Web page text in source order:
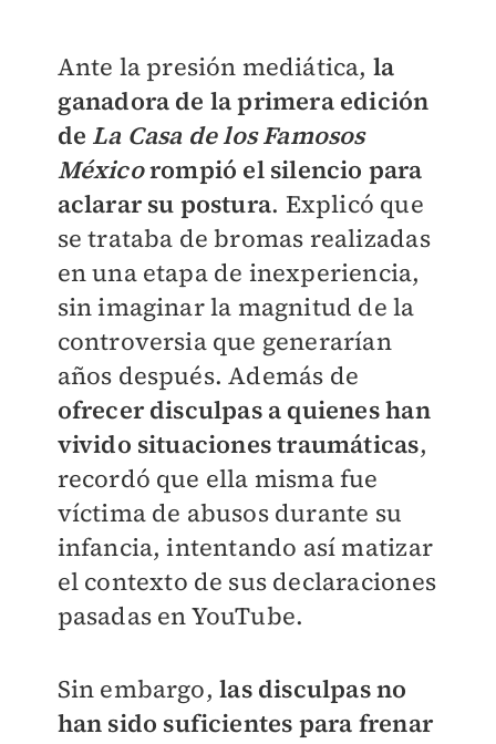
Ante la presión mediática, la
ganadora de la primera edición
de La Casa de los Famosos
Méxicorompió el silencio para
aclarar su postura. Explicó que
se trataba de bromas realizadas
en una etapa de inexperiencia,
sin imaginar la magnitud de la
controversia que generarían
años después. Además de
ofrecer disculpas a quienes han
vivido situaciones traumáticas,
recordó que ella misma fue
víctima de abusos durante su
infancia, intentando así matizar
el contexto de sus declaraciones
pasadas en YouTube.
Sin embargo,las disculpas no
han sido suficientes para frenar